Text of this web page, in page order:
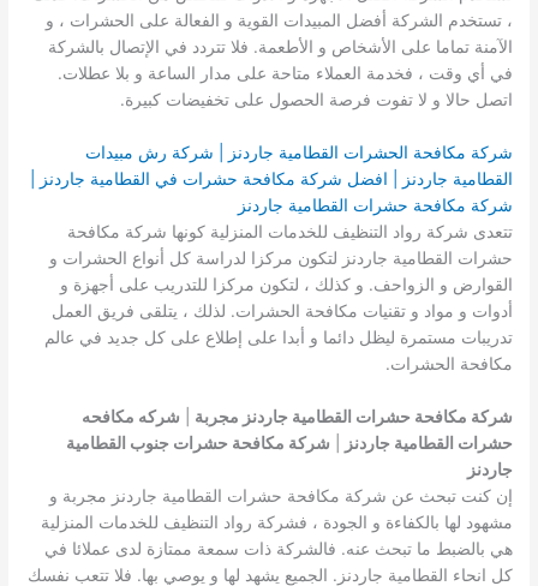
، تستخدم الشركة أفضل المبيدات القوية و الفعالة على الحشرات ، و
الآمنة تماما على الأشخاص و الأطعمة. فلا تتردد في الإتصال بالشركة
في أي وقت ، فخدمة العملاء متاحة على مدار الساعة و بلا عطلات.
اتصل حالا و لا تفوت فرصة الحصول على تخفيضات كبيرة.
شركة مكافحة الحشرات القطامية جاردنز | شركة رش مبيدات
القطامية جاردنز | افضل شركة مكافحة حشرات في القطامية جاردنز |
شركة مكافحة حشرات القطامية جاردنز
تتعدى شركة رواد التنظيف للخدمات المنزلية كونها شركة مكافحة
حشرات القطامية جاردنز لتكون مركزا لدراسة كل أنواع الحشرات و
القوارض و الزواحف. و كذلك ، لتكون مركزا للتدريب على أجهزة و
أدوات و مواد و تقنيات مكافحة الحشرات. لذلك ، يتلقى فريق العمل
تدريبات مستمرة ليظل دائما و أبدا على إطلاع على كل جديد في عالم
مكافحة الحشرات.
شركة مكافحة حشرات القطامية جاردنز مجربة
شركه مكافحه
حشرات القطامية جاردنز
شركة مكافحة حشرات جنوب القطامية
جاردنز
إن كنت تبحث عن شركة مكافحة حشرات القطامية جاردنز مجربة و
مشهود لها بالكفاءة و الجودة ، فشركة رواد التنظيف للخدمات المنزلية
هي بالضبط ما تبحث عنه. فالشركة ذات سمعة ممتازة لدى عملائا في
كل انحاء القطامية جاردنز. الجميع يشهد لها و يوصي بها. فلا تتعب نفسك